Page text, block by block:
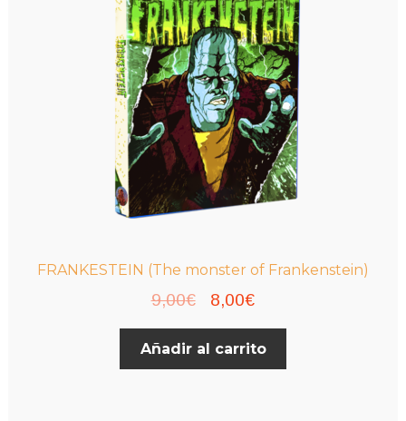
FRANKESTEIN (The monster of Frankenstein)
9,00€
El
precio
original
8,00€El
precio
actual
Añadir al carrito